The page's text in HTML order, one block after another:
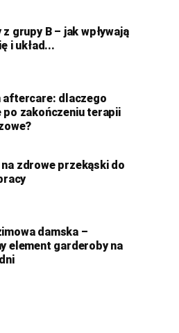
grupy B – jak wpływają
i układ...
aftercare: dlaczego
po zakończeniu terapii
na zdrowe przekąski do
damska –
element garderoby na